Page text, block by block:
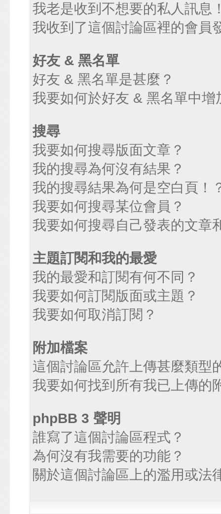
我老是收到不想要的私人訊息
我收到了這個討論區裡的會員
好友 & 黑名單
好友 & 黑名單是甚麼？
我要如何於好友 & 黑名單中增
搜尋
我要如何搜尋版面文章？
我的搜尋為何沒有結果？
我的搜尋結果為何是空白頁！
我要如何搜尋某位會員？
我要如何搜尋自己發表的文章
主題訂閱和我的最愛
我的最愛和訂閱有何不同？
我要如何訂閱版面或主題？
我要如何取消訂閱？
附加檔案
這個討論區允許上傳甚麼類型
我要如何找到所有我已上傳的
phpBB 3 聲明
誰寫了這個討論區程式？
為何沒有我需要的功能？
關於這個討論區上的濫用或法